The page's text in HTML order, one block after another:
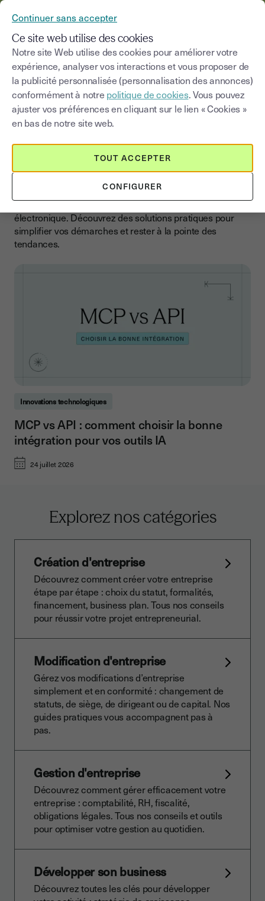
Choisir une catégorie Saisissez un terme
Blog
Boostez votre entreprise
avec la signature
électronique
Accélérez la croissance de votre entreprise avec nos
conseils, actualités et guides sur la signature
électronique. Découvrez des solutions pratiques pour
simplifier vos démarches et rester à la pointe des
tendances.
Innovations technologiques
24 juillet 2026
MCP vs API : comment choisir la bonne
intégration pour vos outils IA
Explorez nos catégories
Création d'entreprise
Découvrez comment créer votre entreprise
étape par étape : choix du statut, formalités,
financement, business plan. Tous nos conseils
pour réussir votre projet entrepreneurial.
Modification d'entreprise
Gérez vos modifications d’entreprise
simplement et en conformité : changement de
statuts, de siège, de dirigeant ou de capital. Nos
guides pratiques vous accompagnent pas à
pas.
Gestion d'entreprise
Découvrez comment gérer efficacement votre
entreprise : comptabilité, RH, fiscalité,
obligations légales. Tous nos conseils et outils
pour optimiser votre gestion au quotidien.
Développer son business
Découvrez toutes les clés pour développer
Continuer sans accepter
Ce site web utilise des cookies
Notre site Web utilise des cookies pour améliorer votre
expérience, analyser vos interactions et vous proposer de
la publicité personnalisée (personnalisation des annonces)
conformément à notre politique de cookies. Vous pouvez
ajuster vos préférences en cliquant sur le lien « Cookies »
en bas de notre site web.
CONFIGURER
TOUT ACCEPTER